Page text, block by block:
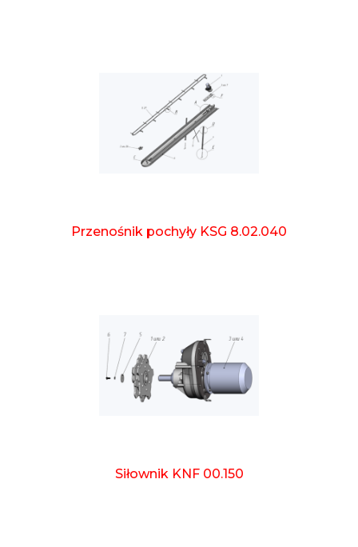
Przenośnik pochyły KSG 8.02.040
Siłownik KNF 00.150